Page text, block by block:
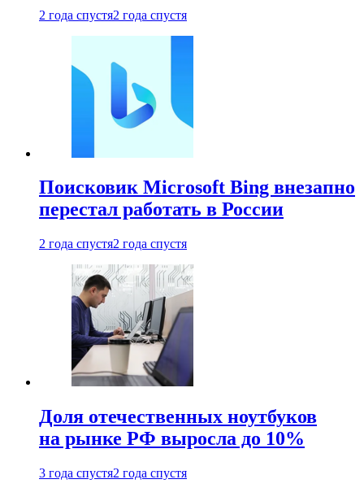
2 года спустя2 года спустя
Поисковик Microsoft Bing внезапно
перестал работать в России
2 года спустя2 года спустя
Доля отечественных ноутбуков
на рынке РФ выросла до 10%
3 года спустя2 года спустя